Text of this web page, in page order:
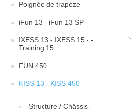
Poignée de trapèze
iFun 13 - iFun 13 SP
IXESS 13 - IXESS 15 - -
Training 15
FUN 450
KISS 13 - KISS 450
-Structure / Châssis-